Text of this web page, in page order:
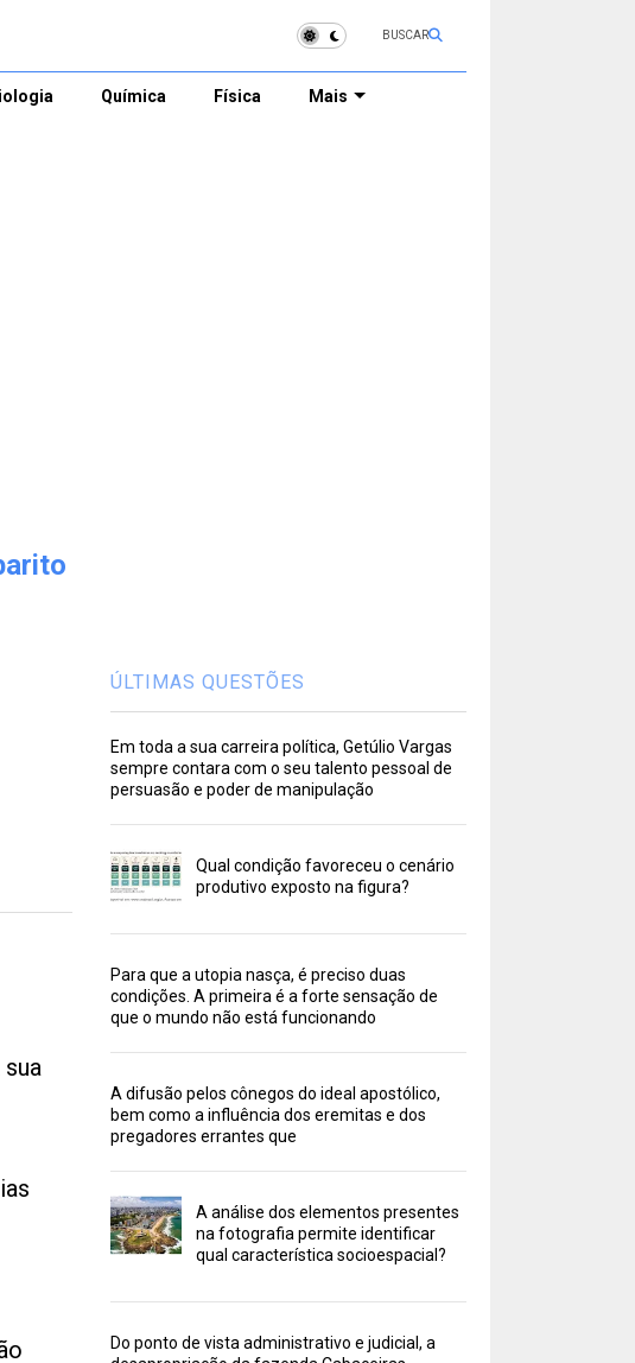
BUSCAR
Química Física Mais
ÚLTIMAS QUESTÕES
Em toda a sua carreira política, Getúlio Vargas
sempre contara com o seu talento pessoal de
persuasão e poder de manipulação
Qual condição favoreceu o cenário
produtivo exposto na figura?
Para que a utopia nasça, é preciso duas
condições. A primeira é a forte sensação de
que o mundo não está funcionando
A difusão pelos cônegos do ideal apostólico,
bem como a influência dos eremitas e dos
pregadores errantes que
A análise dos elementos presentes
na fotografia permite identificar
qual característica socioespacial?
Do ponto de vista administrativo e judicial, a